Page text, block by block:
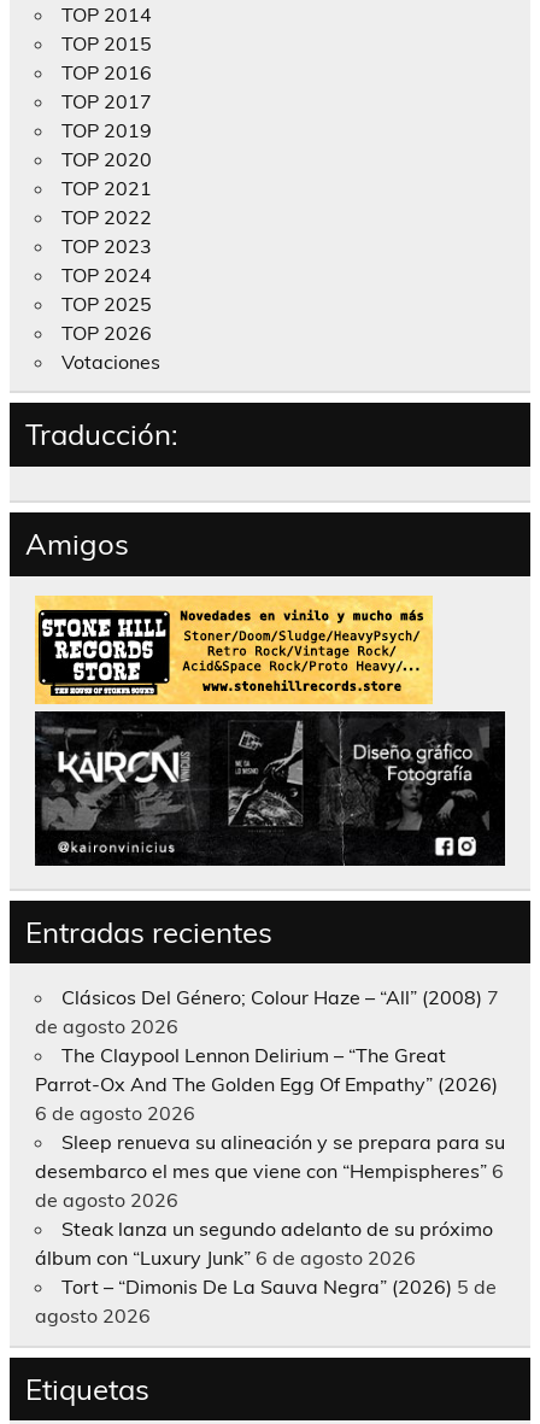
TOP 2014
TOP 2015
TOP 2016
TOP 2017
TOP 2019
TOP 2020
TOP 2021
TOP 2022
TOP 2023
TOP 2024
TOP 2025
TOP 2026
Votaciones
Traducción:
Amigos
Entradas recientes
Clásicos Del Género; Colour Haze – “All” (2008) 7
de agosto 2026
The Claypool Lennon Delirium – “The Great
Parrot-Ox And The Golden Egg Of Empathy” (2026)
6 de agosto 2026
Sleep renueva su alineación y se prepara para su
desembarco el mes que viene con “Hempispheres” 6
de agosto 2026
Steak lanza un segundo adelanto de su próximo
álbum con “Luxury Junk” 6 de agosto 2026
Tort – “Dimonis De La Sauva Negra” (2026) 5 de
agosto 2026
Etiquetas